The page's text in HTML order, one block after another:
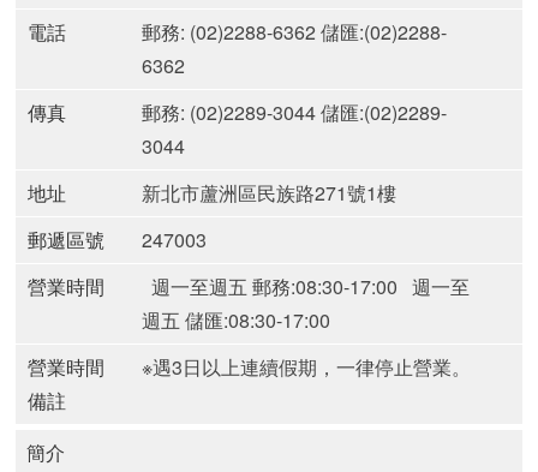
電話
郵務: (02)2288-6362 儲匯:(02)2288-
6362
傳真
郵務: (02)2289-3044 儲匯:(02)2289-
3044
地址
新北市蘆洲區民族路271號1樓
郵遞區號
247003
營業時間
週一至週五 郵務:08:30-17:00 週一至
週五 儲匯:08:30-17:00
營業時間
備註
※遇3日以上連續假期，一律停止營業。
簡介